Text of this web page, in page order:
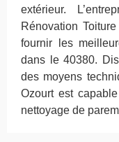
extérieur.
Rénovation
fournir les
dans le 40380.
des moyens
Ozourt est
nettoyage de